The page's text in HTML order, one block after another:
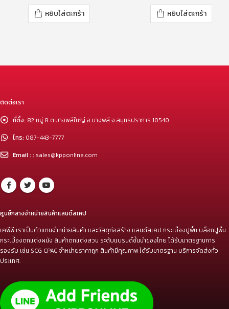
หยิบใส่ตะกร้า หยิบใส่ตะกร้า
ติดต่อเรา
ที่ตั้ง: 82 หมู่ 8 ต.บางพลีใหญ่ อ.บางพลี จ.สมุทรปราการ 10540
โทร: 087-443-7777
Email : : sales@kpponline.com
ศูนย์กลางจำหน่ายสินค้าแลนด์สเคป
เคพีพี เราเป็นตัวแทนจำหน่ายสินค้า และวัสดุก่อสร้าง แลนด์สเคป กระเบื้องปูพื้น บล็อกปูพื้น
กระเบื้องตกแต่งผนัง สินค้าตกแต่งสวน ระดับแบรนด์ชั้นนำของไทย ได้รับมาตรฐานการ
รองรับ เช่น SCG CPAC จำหน่ายราคาถูก สินค้ามีคุณภาพ ได้รับมาตรฐาน บริการจัดส่งทั่ว
ประเทศ.